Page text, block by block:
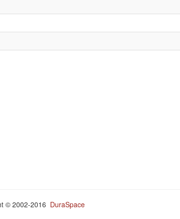
© 2002-2016 DuraSpace